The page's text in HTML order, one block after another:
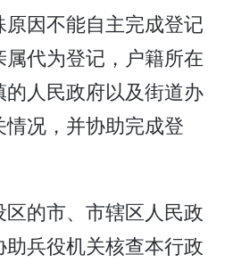
因不能自主完成登记
代为登记，户籍所在
人民政府以及街道办
况，并协助完成登
的市、市辖区人民政
兵役机关核查本行政